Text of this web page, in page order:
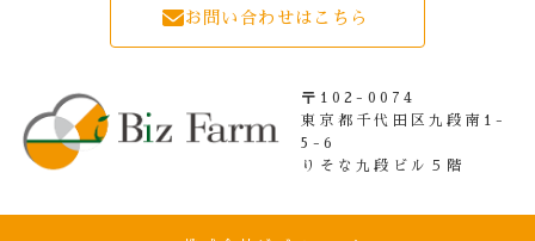
お問い合わせはこちら
〒102-0074
東京都千代田区九段南1-
5-6
りそな九段ビル５階